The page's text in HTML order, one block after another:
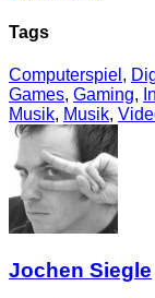
Tags
Computerspiel ,
Games, Gaming,
Musik, Musik,
Jochen Siegle